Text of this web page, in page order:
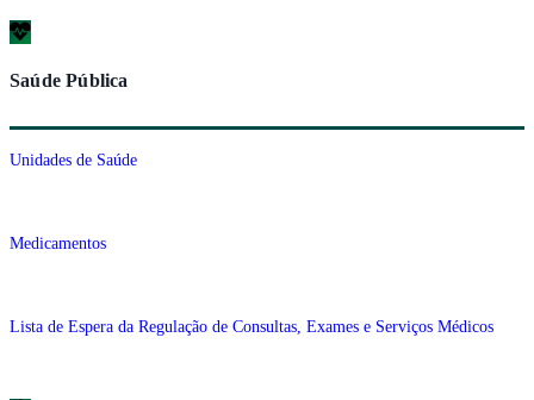
Saúde Pública
Unidades de Saúde
Medicamentos
Lista de Espera da Regulação de Consultas, Exames e Serviços Médicos